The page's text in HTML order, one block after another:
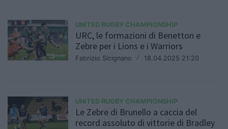
UNITED RUGBY CHAMPIONSHIP
URC, le formazioni di Benetton e
Zebre per i Lions e i Warriors
Fabrizio Sicignano / 18.04.2025 21:20
UNITED RUGBY CHAMPIONSHIP
Le Zebre di Brunello a caccia del
record assoluto di vittorie di Bradley